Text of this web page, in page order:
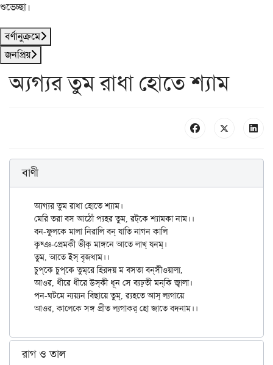
শুভেচ্ছা।
বর্ণানুক্রমে
জনপ্রিয়
অ্যগ্যর তুম রাধা হোতে শ্যাম
বাণী
অ্যগ্যর তুম রাধা হোতে শ্যাম।
মেরি তরা বস আঠোঁ প্যহর তুম, রট্‌কে শ্যামকা নাম।।
বন-ফুলকে মালা নিরালি বন্‌ যাতি নাগন কালি
কৃষ্ঞ-প্রেমকী ভীক্‌ মাঙ্গনে আতে লাখ্‌ যনম্‌।
তুম, আতে ইস্‌ বৃজধাম।।
চুপ্‌কে চুপ্‌কে তুম্‌রে হিরদয় ম বসতা বন্‌সীওয়ালা,
আওর, ধীরে ধীরে উস্‌কী ধূন সে ব্যঢ়তী মন্‌কি জ্বালা।
পন-ঘটমে ন্যয়্যন বিছায়ে তুম্‌, র‍্যহতে আস্‌ ল্যগায়ে
রাগ ও তাল